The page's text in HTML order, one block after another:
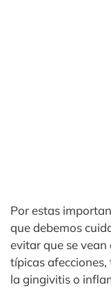
Por estas
que debemos
evitar que se
típicas afecciones,
la gingivitis o